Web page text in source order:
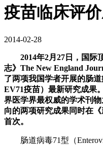
疫苗临床评
2014-02-28
2014年2月27日，国际
志》The New England
了两项我国学者开展的肠
EV71疫苗）最新研究成果
界医学界最权威的学术刊
向的两项研究成果同时在
首次。
肠道病毒71型（